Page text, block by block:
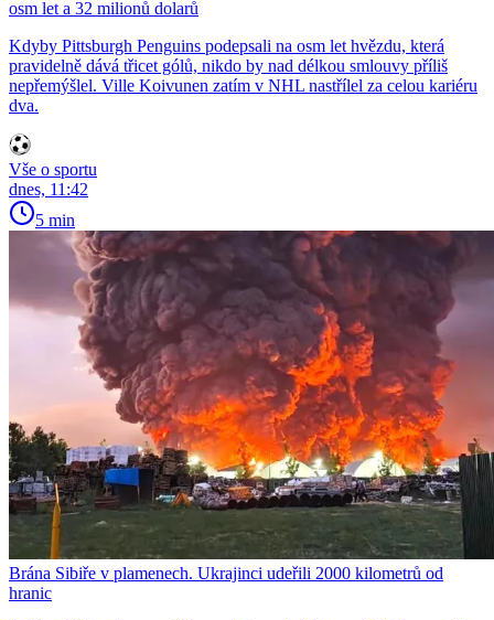
osm let a 32 milionů dolarů
Kdyby Pittsburgh Penguins podepsali na osm let hvězdu, která
pravidelně dává třicet gólů, nikdo by nad délkou smlouvy příliš
nepřemýšlel. Ville Koivunen zatím v NHL nastřílel za celou kariéru
dva.
Vše o sportu
dnes, 11:42
5 min
Brána Sibiře v plamenech. Ukrajinci udeřili 2000 kilometrů od
hranic